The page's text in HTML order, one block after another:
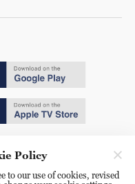
Policy
to our use of cookies, revised